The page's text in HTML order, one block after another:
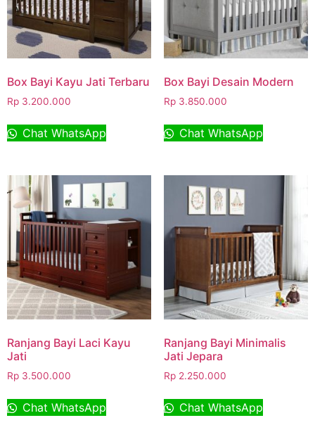
Box Bayi Kayu Jati Terbaru
Rp 3.200.000
Chat WhatsApp
Box Bayi Desain Modern
Rp3.850.000
Chat WhatsApp
Ranjang Bayi Laci Kayu
Jati
Rp 3.500.000
Chat WhatsApp
Ranjang Bayi Minimalis
Jati Jepara
Rp2.250.000
Chat WhatsApp